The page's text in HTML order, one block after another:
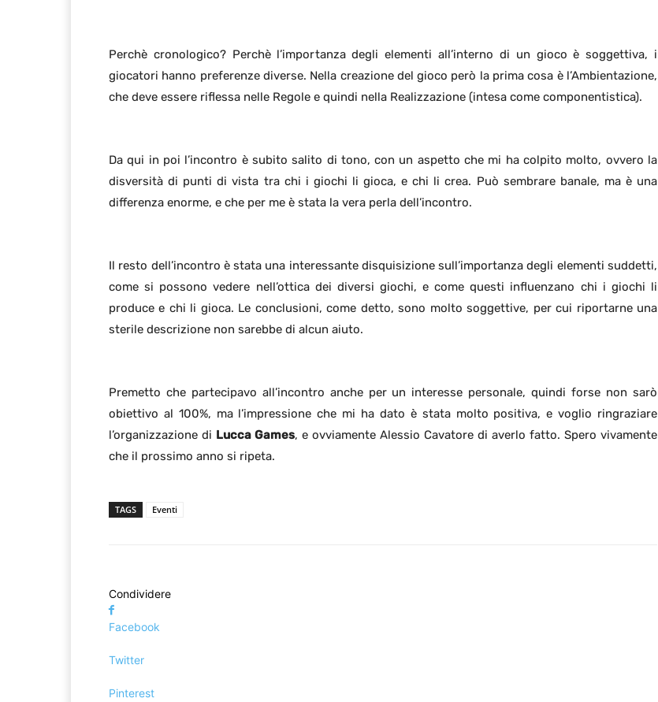
Perchè cronologico? Perchè l’importanza degli elementi all’interno di un gioco è soggettiva, i
giocatori hanno preferenze diverse. Nella creazione del gioco però la prima cosa è l’Ambientazione,
che deve essere riflessa nelle Regole e quindi nella Realizzazione (intesa come componentistica).
Da qui in poi l’incontro è subito salito di tono, con un aspetto che mi ha colpito molto, ovvero la
disversità di punti di vista tra chi i giochi li gioca, e chi li crea. Può sembrare banale, ma è una
differenza enorme, e che per me è stata la vera perla dell’incontro.
Il resto dell’incontro è stata una interessante disquisizione sull’importanza degli elementi suddetti,
come si possono vedere nell’ottica dei diversi giochi, e come questi influenzano chi i giochi li
produce e chi li gioca. Le conclusioni, come detto, sono molto soggettive, per cui riportarne una
sterile descrizione non sarebbe di alcun aiuto.
Premetto che partecipavo all’incontro anche per un interesse personale, quindi forse non sarò
obiettivo al 100%, ma l’impressione che mi ha dato è stata molto positiva, e voglio ringraziare
l’organizzazione di Lucca Games, e ovviamente Alessio Cavatore di averlo fatto. Spero vivamente
che il prossimo anno si ripeta.
TAGS Eventi
Condividere
Facebook
Twitter
Pinterest